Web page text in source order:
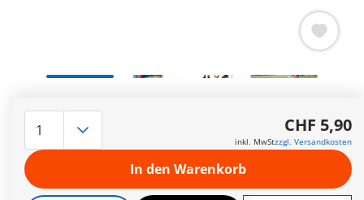
Drohne mit Steuergerät verbindet moderne Technik,
Naturerlebnis und fantasievolle Rettungsmissionen
Verletztes Rehkitz im Dickicht lädt zu liebevollen Pflege-
und Schutzszenen ein
CHF 5,90
inkl. MwStzzgl. Versandkosten
In den Warenkorb